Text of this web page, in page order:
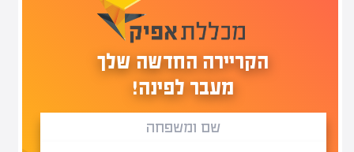
הקריירה החדשה שלך
מעבר לפינה!